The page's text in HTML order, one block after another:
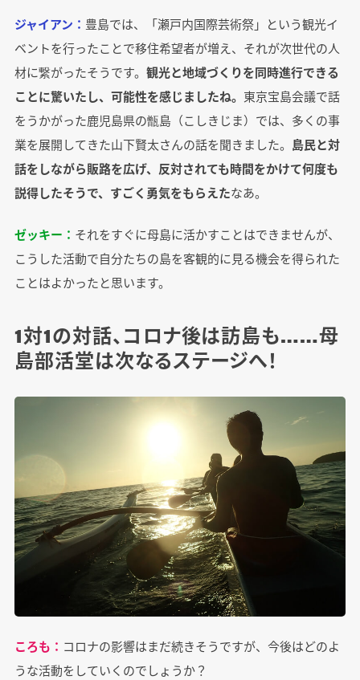
ジャイアン： 豊島では、「瀬戸内国際芸術祭」という観光イ
ベントを行ったことで移住希望者が増え、それが次世代の人
材に繋がったそうです。 観光と地域づくりを同時進行できる
ことに驚いたし、可能性を感じましたね。 東京宝島会議で話
をうかがった鹿児島県の甑島（こしきじま）では、多くの事
業を展開してきた山下賢太さんの話を聞きました。 島民と対
話をしながら販路を広げ、反対されても時間をかけて何度も
説得したそうで、すごく勇気をもらえたなあ。
ゼッキー： それをすぐに母島に活かすことはできませんが、
こうした活動で自分たちの島を客観的に見る機会を得られた
ことはよかったと思います。
1対1の対話、コロナ後は訪島も……母
島部活堂は次なるステージへ！
ころも： コロナの影響はまだ続きそうですが、今後はどのよ
うな活動をしていくのでしょうか？